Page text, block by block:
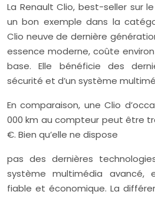
La Renault Clio, best-seller sur
un bon exemple dans la
Clio neuve de dernière
essence moderne, coûte
base. Elle bénéficie des
sécurité et d’un système
En comparaison, une Clio
000 km au compteur peut être
€. Bien qu’elle ne dispose
pas des dernières
système multimédia avancé,
fiable et économique. La